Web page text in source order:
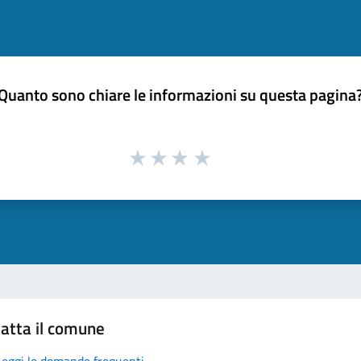
sono chiare le informazioni su questa
il comune